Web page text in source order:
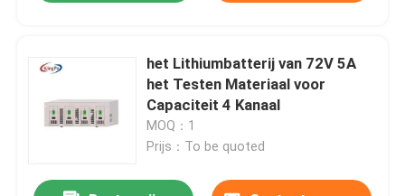
het Lithiumbatterij van 72V 5A
het Testen Materiaal voor
Capaciteit 4 Kanaal
MOQ：1
Prijs：To be quoted